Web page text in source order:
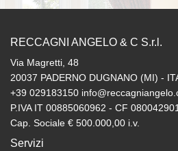
RECCAGNI ANGELO & C S.r.l.
Via Magretti, 48
20037 PADERNO DUGNANO (MI) -
+39 029183150
P.IVA IT 00885060962 - CF
Cap. Sociale € 500.000,00 i.v.
Servizi